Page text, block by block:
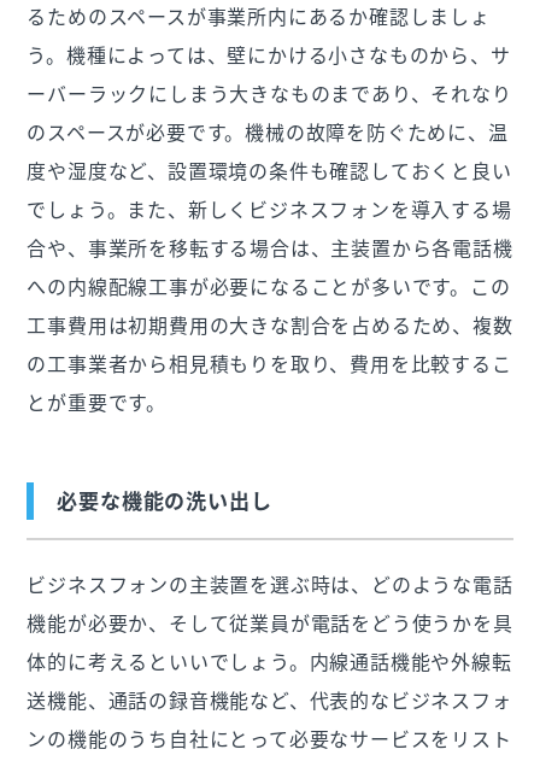
るためのスペースが事業所内にあるか確認しましょ
う。機種によっては、壁にかける小さなものから、サ
ーバーラックにしまう大きなものまであり、それなり
のスペースが必要です。機械の故障を防ぐために、温
度や湿度など、設置環境の条件も確認しておくと良い
でしょう。また、新しくビジネスフォンを導入する場
合や、事業所を移転する場合は、主装置から各電話機
への内線配線工事が必要になることが多いです。この
工事費用は初期費用の大きな割合を占めるため、複数
の工事業者から相見積もりを取り、費用を比較するこ
とが重要です。
必要な機能の洗い出し
ビジネスフォンの主装置を選ぶ時は、どのような電話
機能が必要か、そして従業員が電話をどう使うかを具
体的に考えるといいでしょう。内線通話機能や外線転
送機能、通話の録音機能など、代表的なビジネスフォ
ンの機能のうち自社にとって必要なサービスをリスト